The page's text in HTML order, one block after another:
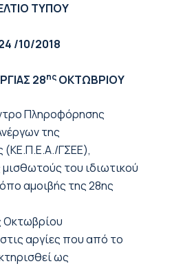
ΤΥΠΟΥ
/10/2018
28ης ΟΚΤΩΒΡΙΟΥ
Πληροφόρησης
της
(ΚΕ.Π.Ε.Α./ΓΣΕΕ),
του ιδιωτικού
αμοιβής της28ης
Οκτωβρίου
αργίες που από το
ως